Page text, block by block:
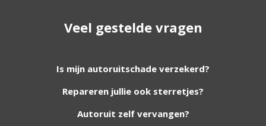
verder!
Wij zijn continu bezig met het toevoegen van
ruit er niet tussen? Grote kans dat wij deze wel
hebben. Vul het formulier in en wij nemen
Veel gestelde vragen
Is mijn autoruitschade verzekerd?
Repareren jullie ook sterretjes?
Autoruit zelf vervangen?